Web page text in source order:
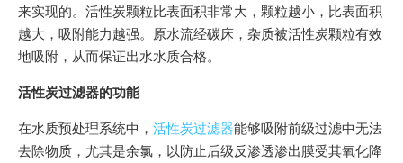
来实现的。活性炭颗粒比表面积非常大，颗粒越小，比表面积
越大，吸附能力越强。原水流经碳床，杂质被活性炭颗粒有效
地吸附，从而保证出水水质合格。
活性炭过滤器的功能
在水质预处理系统中， 活性炭过滤器能够吸附前级过滤中无法
去除物质，尤其是余氯，以防止后级反渗透渗出膜受其氧化降